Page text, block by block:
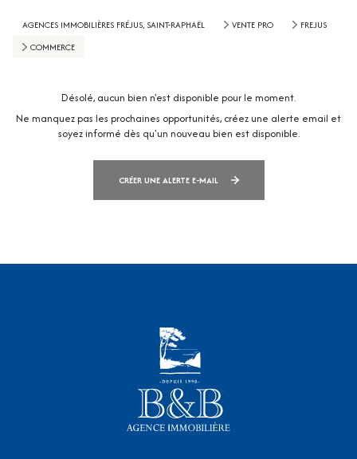
AGENCES IMMOBILIÈRES FRÉJUS, SAINT-RAPHAËL VENTE PRO
FREJUS
COMMERCE
Désolé, aucun bien n'est disponible pour le moment.
Ne manquez pas les prochaines opportunités, créez une alerte email et
soyez informé dès qu'un nouveau bien est disponible.
CRÉER UNE ALERTE E-MAIL